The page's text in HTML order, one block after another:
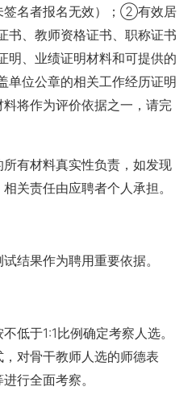
签名者报名无效）；②有效居
、教师资格证书、职称证书
、业绩证明材料和可提供的
位公章的相关工作经历证明
将作为评价依据之一，请完
有材料真实性负责，如发现
关责任由应聘者个人承担。
果作为聘用重要依据。
于1:1比例确定考察人选。
对骨干教师人选的师德表
行全面考察。